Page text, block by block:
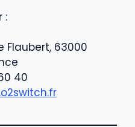
:
Flaubert, 63000
40